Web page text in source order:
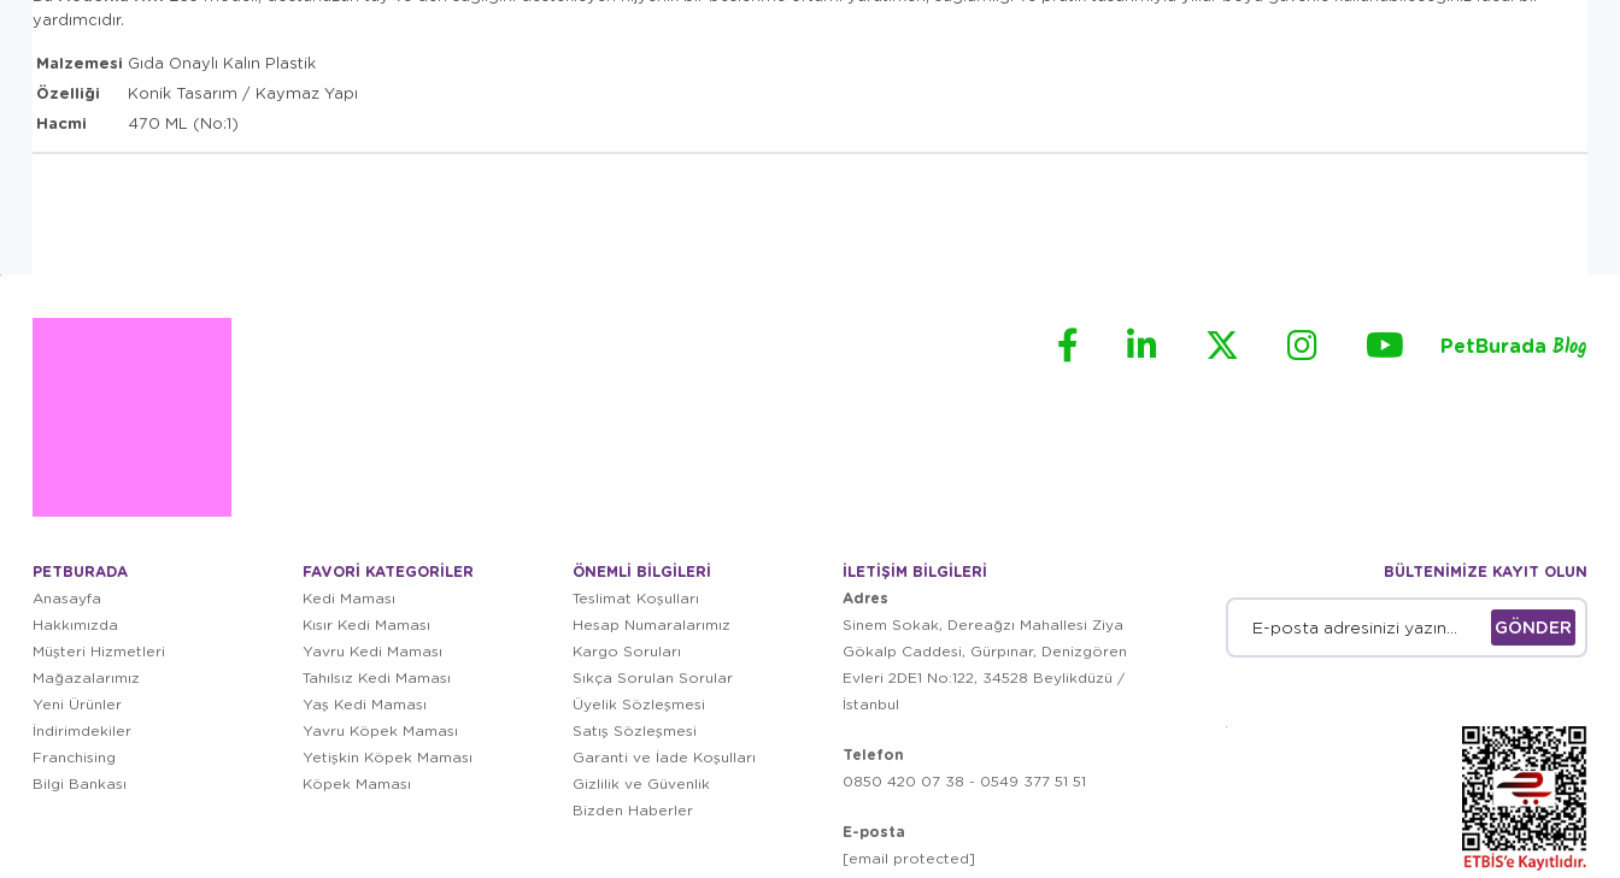
yardımcıdır.
Malzemesi Gıda Onaylı Kalın Plastik
Özelliği Konik Tasarım / Kaymaz Yapı
Hacmi 470 ML (No:1)
PetBurada Blog
PETBURADA
Anasayfa
Hakkımızda
Müşteri Hizmetleri
Mağazalarımız
Yeni Ürünler
İndirimdekiler
Franchising
Bilgi Bankası
FAVORİ KATEGORİLER
Kedi Maması
Kısır Kedi Maması
Yavru Kedi Maması
Tahılsız Kedi Maması
Yaş Kedi Maması
Yavru Köpek Maması
Yetişkin Köpek Maması
Köpek Maması
ÖNEMLİ BİLGİLERİ
Teslimat Koşulları
Hesap Numaralarımız
Kargo Soruları
Sıkça Sorulan Sorular
Üyelik Sözleşmesi
Satış Sözleşmesi
Garanti ve İade Koşulları
Gizlilik ve Güvenlik
Bizden Haberler
İLETİŞİM BİLGİLERİ
Adres
Sinem Sokak, Dereağzı Mahallesi Ziya
Gökalp Caddesi, Gürpınar, Denizgören
Evleri 2DE1 No:122, 34528 Beylikdüzü /
İstanbul
Telefon
0850 420 07 38 - 0549 377 51 51
E-posta
[email protected]
BÜLTENİMİZE KAYIT OLUN
GÖNDER